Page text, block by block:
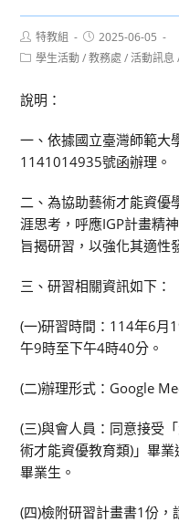
Post
author:
特教組
Post
published:
2025-06-05
Post學生活動 / 教務處 / 活動訊息
說明：
一、依據國立臺灣師範
1141014935號函辦理。
二、為協助藝術才能資優
涯思考，呼應IGP計畫精
旨揭研習，以強化其適性
三、研習相關資訊如下：
(一)研習時間：114年6月
午9時至下午4時40分。
(二)辦理形式：Google
(三)與會人員：同意接受
術才能資優教育類)」畢
畢業生。
(四)檢附研習計畫書1份